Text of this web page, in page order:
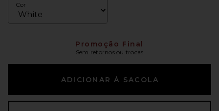
Cor
Promoção Final
Sem retornos ou trocas
ADICIONAR À SACOLA